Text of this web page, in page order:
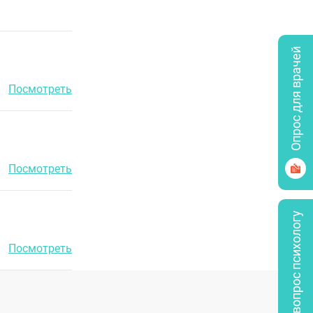
Посмотреть
Посмотреть
Посмотреть
Опрос для врачей